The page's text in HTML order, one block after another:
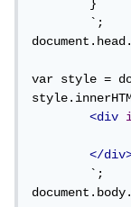
	}
	`;
var style =
<div
hello
</
	`;